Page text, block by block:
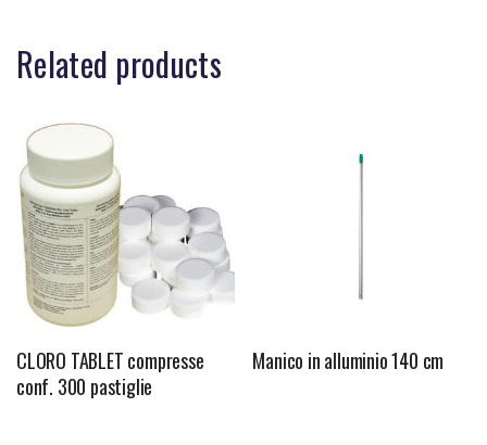
Related products
CLORO TABLET compresse
conf. 300 pastiglie
Manico in alluminio 140 cm